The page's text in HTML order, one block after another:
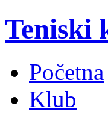
Teniski
Početna
Klub